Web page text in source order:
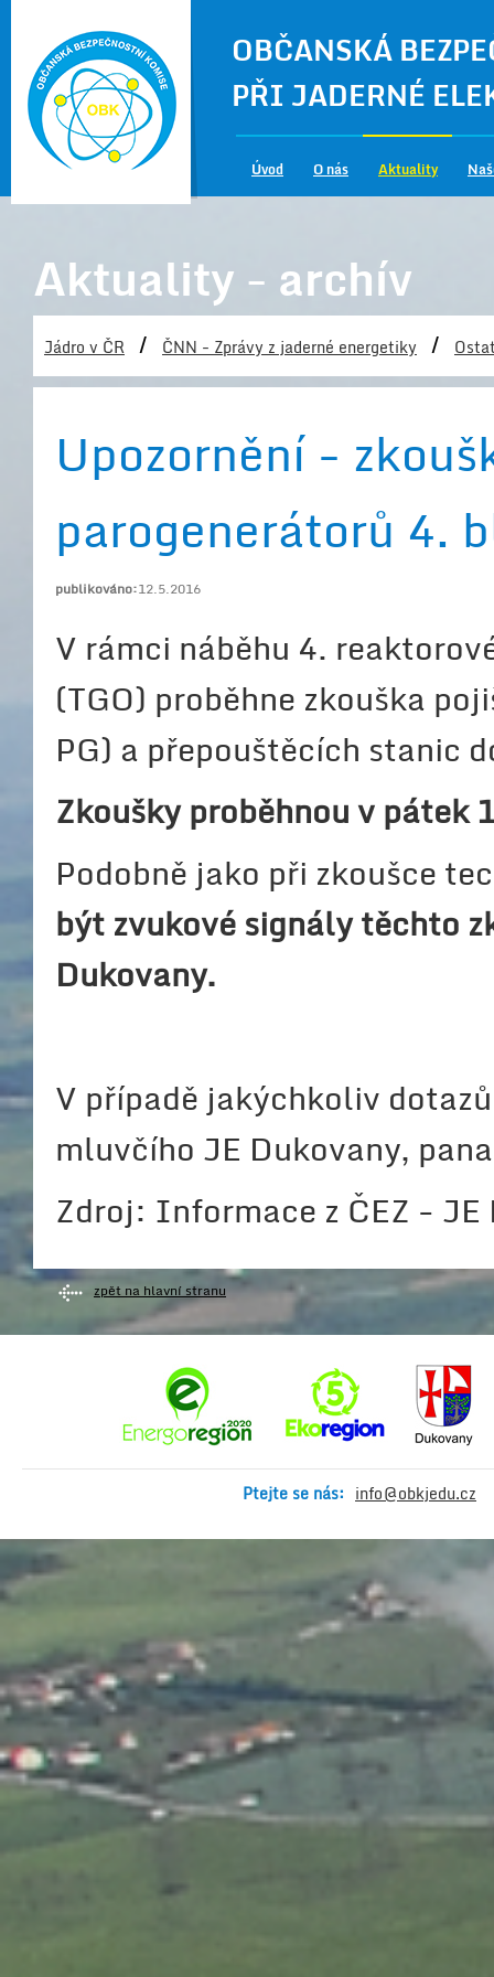
OBČANSKÁ
PŘI JADERNÉ
Úvod O nás Aktuality
Aktuality - archív
Jádro v ČR / ČNN - Zprávy z jaderné energetiky /
Upozornění -
parogenerátorů 4.
publikováno:12.5.2016
V rámci náběhu 4.
(TGO) proběhne zkouška
PG) a přepouštěcích stanic
Zkoušky proběhnou v pátek
Podobně jako při zkoušce
být zvukové signály těchto
Dukovany.
V případě jakýchkoliv
mluvčího JE Dukovany,
Zdroj: Informace z ČEZ - JE
zpět na hlavní stranu
Ptejte se nás: info@obkjedu.cz